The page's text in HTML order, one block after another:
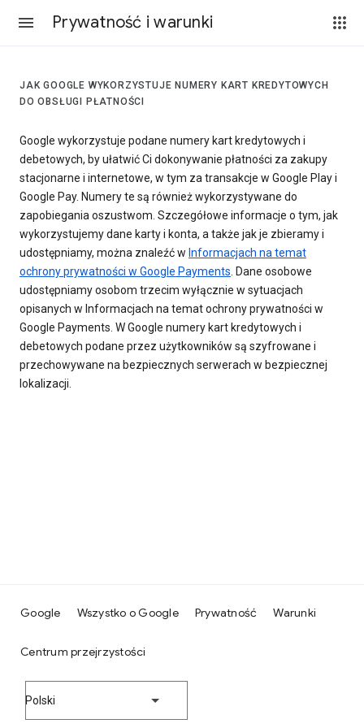
Prywatność i warunki
JAK GOOGLE WYKORZYSTUJE NUMERY KART KREDYTOWYCH
DO OBSŁUGI PŁATNOŚCI
Google wykorzystuje podane numery kart kredytowych i
debetowych, by ułatwić Ci dokonywanie płatności za zakupy
stacjonarne i internetowe, w tym za transakcje w Google Play i
Google Pay. Numery te są również wykorzystywane do
zapobiegania oszustwom. Szczegółowe informacje o tym, jak
wykorzystujemy dane karty i konta, a także jak je zbieramy i
udostępniamy, można znaleźć w Informacjach na temat
ochrony prywatności w Google Payments. Dane osobowe
udostępniamy osobom trzecim wyłącznie w sytuacjach
opisanych w Informacjach na temat ochrony prywatności w
Google Payments. W Google numery kart kredytowych i
debetowych podane przez użytkowników są szyfrowane i
przechowywane na bezpiecznych serwerach w bezpiecznej
lokalizacji.
Google Wszystko o Google Prywatność Warunki
Centrum przejrzystości
Polski